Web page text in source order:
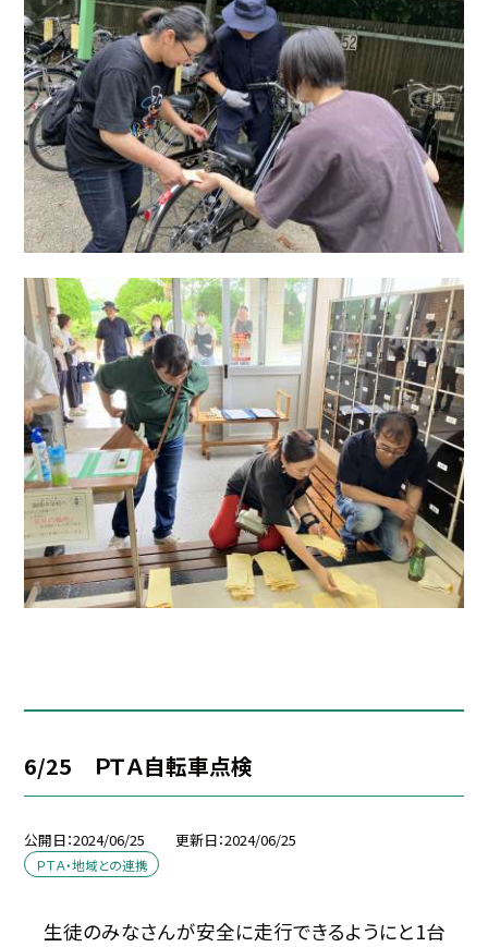
6/25 ＰＴＡ自転車点検
公開日 2024/06/25 更新日 2024/06/25
ＰＴＡ・地域との連携
生徒のみなさんが安全に走行できるようにと1台